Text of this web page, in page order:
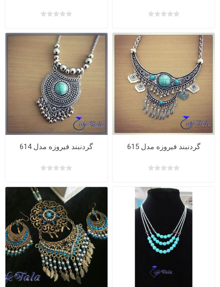
گردنبند فیروزه مدل 614 گردنبند فیروزه مدل 615